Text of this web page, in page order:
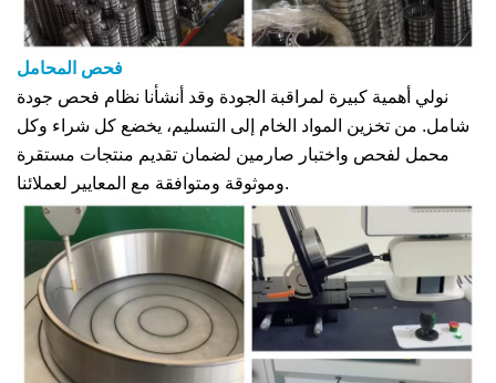
فحص المحامل
نولي أهمية كبيرة لمراقبة الجودة وقد أنشأنا نظام فحص جودة
شامل. من تخزين المواد الخام إلى التسليم، يخضع كل شراء وكل
محمل لفحص واختبار صارمين لضمان تقديم منتجات مستقرة
وموثوقة ومتوافقة مع المعايير لعملائنا.